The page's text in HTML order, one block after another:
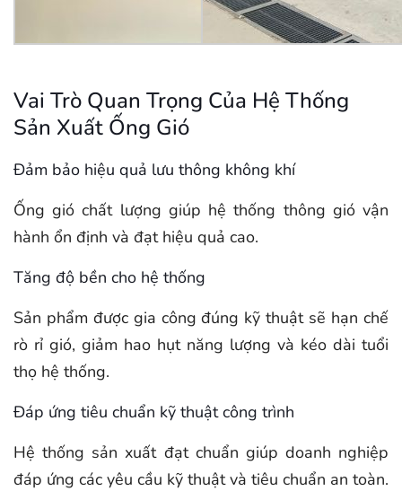
Vai Trò Quan Trọng Của Hệ Thống
Sản Xuất Ống Gió
Đảm bảo hiệu quả lưu thông không khí
Ống gió chất lượng giúp hệ thống thông gió vận
hành ổn định và đạt hiệu quả cao.
Tăng độ bền cho hệ thống
Sản phẩm được gia công đúng kỹ thuật sẽ hạn chế
rò rỉ gió, giảm hao hụt năng lượng và kéo dài tuổi
thọ hệ thống.
Đáp ứng tiêu chuẩn kỹ thuật công trình
Hệ thống sản xuất đạt chuẩn giúp doanh nghiệp
đáp ứng các yêu cầu kỹ thuật và tiêu chuẩn an toàn.